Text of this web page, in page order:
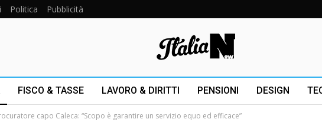
Politica Pubblicità
FISCO & TASSE LAVORO & DIRITTI PENSIONI DESIGN
capo Caleca: “Scopo è garantire un servizio equo ed efficace”